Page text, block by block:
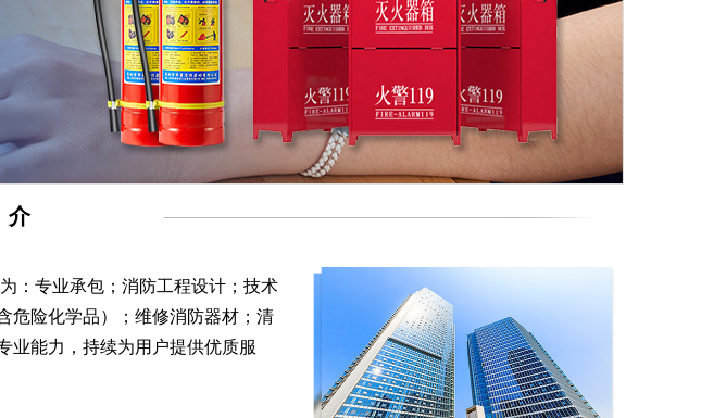
介
：专业承包；消防工程设计；技术
危险化学品）；维修消防器材；清
业能力，持续为用户提供优质服